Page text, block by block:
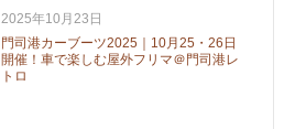
2025年10月23日
門司港カーブーツ2025｜10月25・26日
開催！車で楽しむ屋外フリマ＠門司港レ
トロ